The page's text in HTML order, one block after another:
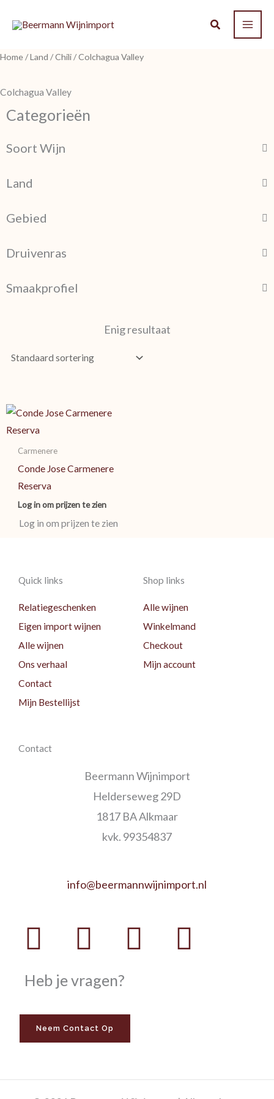
naar
inhoud
Home/Land /Chili/ Colchagua Valley
Colchagua Valley
Categorieën
Soort Wijn
Land
Gebied
Druivenras
Smaakprofiel
Enig resultaat
Carmenere
Conde Jose Carmenere
Reserva
Log in om prijzen te zien
Log in om prijzen te zien
Quick links
Relatiegeschenken
Eigen import wijnen
Alle wijnen
Ons verhaal
Contact
Mijn Bestellijst
Shop links
Alle wijnen
Winkelmand
Checkout
Mijn account
Contact
Beermann Wijnimport
Helderseweg 29D
1817 BA Alkmaar
kvk. 99354837
info@beermannwijnimport.nl
Facebook
Twitter
Youtube
Heb je vragen?
Neem Contact Op